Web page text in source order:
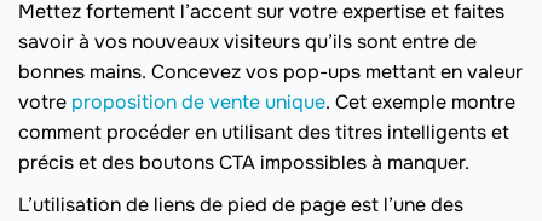
Mettez fortement l’accent sur votre expertise et faites
savoir à vos nouveaux visiteurs qu’ils sont entre de
bonnes mains. Concevez vos pop-ups mettant en valeur
votre proposition de vente unique. Cet exemple montre
comment procéder en utilisant des titres intelligents et
précis et des boutons CTA impossibles à manquer.
L’utilisation de liens de pied de page est l’une des